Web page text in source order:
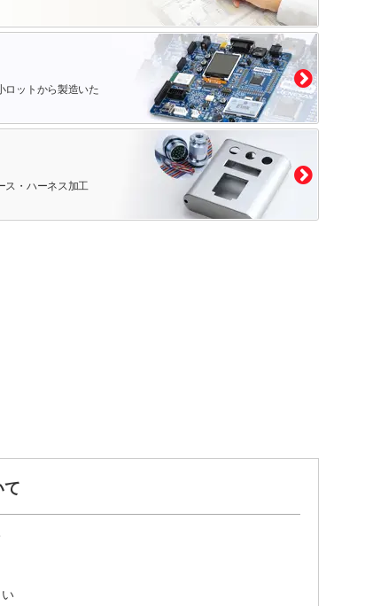
ロットから製造いた
ス・ハーネス加工
て